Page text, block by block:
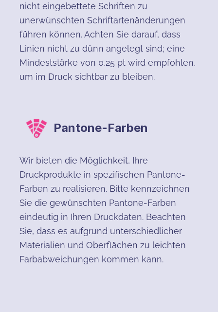
nicht eingebettete Schriften zu
unerwünschten Schriftartenänderungen
führen können. Achten Sie darauf, dass
Linien nicht zu dünn angelegt sind; eine
Mindeststärke von 0,25 pt wird empfohlen,
um im Druck sichtbar zu bleiben.
Pantone-Farben
Wir bieten die Möglichkeit, Ihre
Druckprodukte in spezifischen Pantone-
Farben zu realisieren. Bitte kennzeichnen
Sie die gewünschten Pantone-Farben
eindeutig in Ihren Druckdaten. Beachten
Sie, dass es aufgrund unterschiedlicher
Materialien und Oberflächen zu leichten
Farbabweichungen kommen kann.